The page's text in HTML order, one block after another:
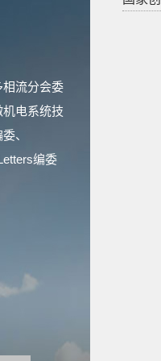
流分会委
电系统技
、
编委